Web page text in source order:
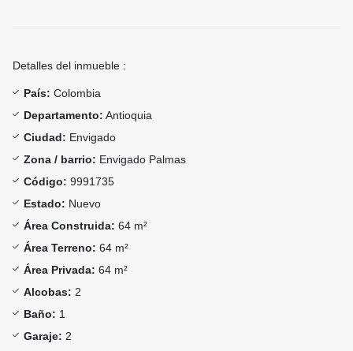
Detalles del inmueble :
País: Colombia
Departamento: Antioquia
Ciudad: Envigado
Zona / barrio: Envigado Palmas
Código: 9991735
Estado: Nuevo
Área Construida: 64 m²
Área Terreno: 64 m²
Área Privada: 64 m²
Alcobas: 2
Baño: 1
Garaje: 2